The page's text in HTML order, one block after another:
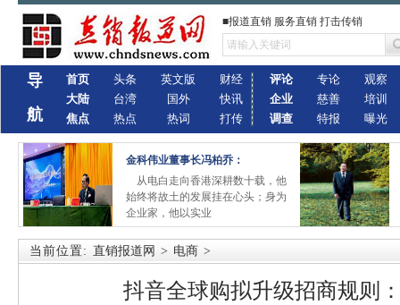
■报道直销 服务直销 打击传销
导
航
首页
大陆
焦点
头条
台湾
热点
英文版
国外
热词
财经
快讯
打传
评论
企业
调查
专论
慈善
特报
观察
培训
曝光
金科伟业董事长冯柏乔：
从电白走向香港深耕数十载，他
始终将故土的发展挂在心头；身为
企业家，他以实业
当前位置: 直销报道网 > 电商 >
抖音全球购拟升级招商规则